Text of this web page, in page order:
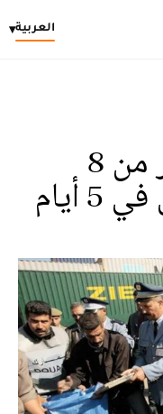
العربية▾
الجمارك تحجز أكثر من 8